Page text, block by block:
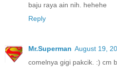
baju raya ain nih. hehehe
Reply
Mr.Superman August 19,
comelnya gigi pakcik. :) cm